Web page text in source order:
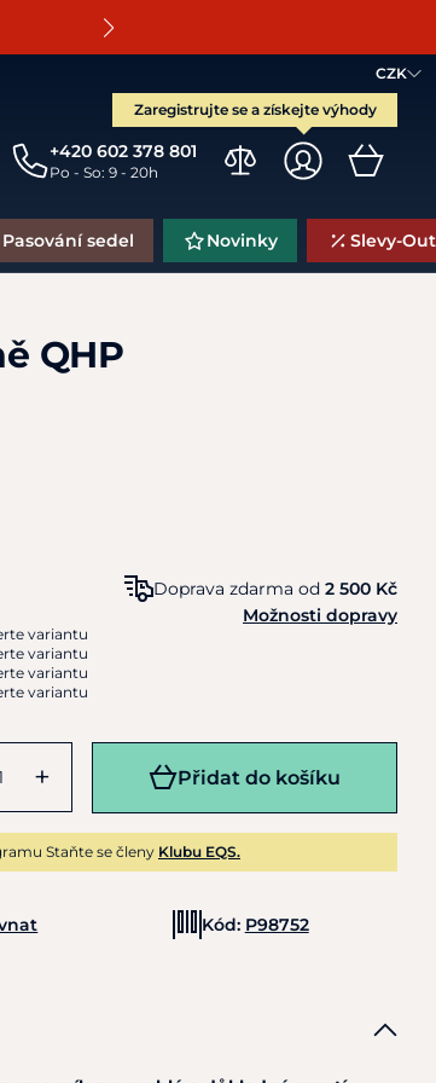
CZK
Zaregistrujte se a získejte výhody
+420 602 378 801
Po - So: 9 - 20h
Pasování sedel Novinky Slevy-
QHP
variantu
variantu
variantu
variantu
Doprava zdarma od 2 500 Kč
Možnosti dopravy
+ Přidat do košíku
Staňte se členy Klubu EQS.
Kód: P98752